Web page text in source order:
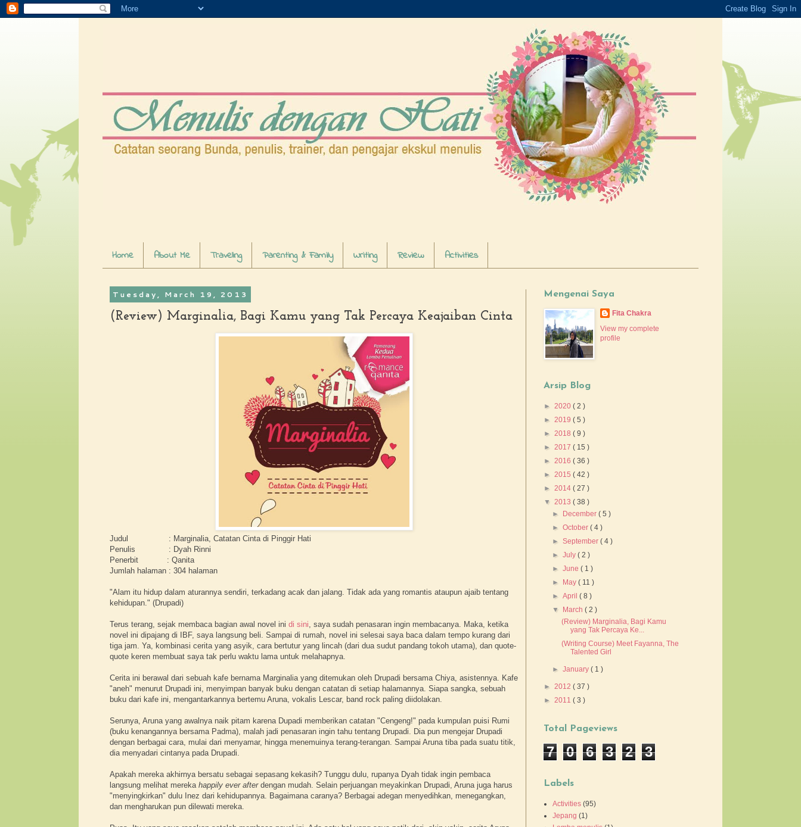
Home About Me Traveling Parenting & Family Writing Review Activities
Tuesday, March 19, 2013
(Review) Marginalia, Bagi Kamu yang Tak Percaya Keajaiban Cinta
Judul : Marginalia, Catatan Cinta di Pinggir Hati
Penulis : Dyah Rinni
Penerbit : Qanita
Jumlah halaman : 304 halaman
"Alam itu hidup dalam aturannya sendiri, terkadang acak dan jalang. Tidak ada yang romantis ataupun ajaib tentang
kehidupan." (Drupadi)
Terus terang, sejak membaca bagian awal novel ini di sini , saya sudah penasaran ingin membacanya. Maka, ketika
novel ini dipajang di IBF, saya langsung beli. Sampai di rumah, novel ini selesai saya baca dalam tempo kurang dari
tiga jam. Ya, kombinasi cerita yang asyik, cara bertutur yang lincah (dari dua sudut pandang tokoh utama), dan quote-
quote keren membuat saya tak perlu waktu lama untuk melahapnya.
Cerita ini berawal dari sebuah kafe bernama Marginalia yang ditemukan oleh Drupadi bersama Chiya, asistennya. Kafe
"aneh" menurut Drupadi ini, menyimpan banyak buku dengan catatan di setiap halamannya. Siapa sangka, sebuah
buku dari kafe ini, mengantarkannya bertemu Aruna, vokalis Lescar, band rock paling diidolakan.
Serunya, Aruna yang awalnya naik pitam karena Dupadi memberikan catatan "Cengeng!" pada kumpulan puisi Rumi
(buku kenangannya bersama Padma), malah jadi penasaran ingin tahu tentang Drupadi. Dia pun mengejar Drupadi
dengan berbagai cara, mulai dari menyamar, hingga menemuinya terang-terangan. Sampai Aruna tiba pada suatu titik,
dia menyadari cintanya pada Drupadi.
Apakah mereka akhirnya bersatu sebagai sepasang kekasih? Tunggu dulu, rupanya Dyah tidak ingin pembaca
langsung melihat mereka happily ever after dengan mudah. Selain perjuangan meyakinkan Drupadi, Aruna juga harus
"menyingkirkan" dulu Inez dari kehidupannya. Bagaimana caranya? Berbagai adegan menyedihkan, menegangkan,
dan mengharukan pun dilewati mereka.
Mengenai Saya
Fita Chakra
View my complete
profile
Arsip Blog
► 2020 ( 2 )
► 2019 ( 5 )
► 2018 ( 9 )
► 2017 ( 15 )
► 2016 ( 36 )
► 2015 ( 42 )
► 2014 ( 27 )
▼ 2013 ( 38 )
►
December( 5 )
►October( 4 )
►September( 4 )
►July( 2 )
►June( 1 )
►
May( 11 )
►April( 8 )
▼
March( 2 )
(Review) Marginalia, Bagi Kamu
yang Tak Percaya Ke...
(Writing Course) Meet Fayanna, The
Talented Girl
►January( 1 )
► 2012 ( 37 )
► 2011 ( 3 )
Total Pageviews
7 0 6 3 2 3
Labels
Activities (95)
Jepang (1)